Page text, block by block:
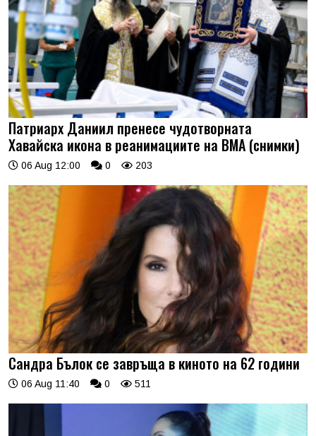
Патриарх Даниил пренесе чудотворната
Хавайска икона в реанимациите на ВМА (снимки)
06 Aug 12:00 0 203
Сандра Бълок се завръща в киното на 62 години
06 Aug 11:40 0 511